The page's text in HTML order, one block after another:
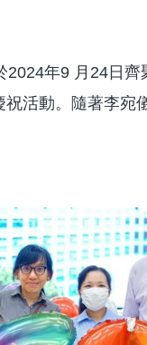
年9 月24日
活動。隨著李